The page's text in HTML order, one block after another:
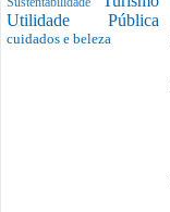
Sustentabilidade
Utilidade Pública
cuidados e beleza